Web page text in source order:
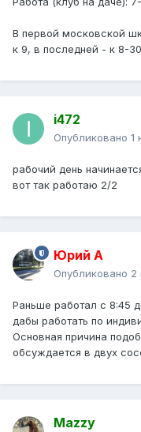
В первой московской
к 9, в последней - к 8-
i472
Опубликовано 1
рабочий день
вот так работаю 2/2
Юрий А
Опубликовано 2
Раньше работал с 8:45
дабы работать по
Основная причина
обсуждается в двух
Mazzy